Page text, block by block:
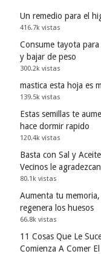
Un remedio para el
416.7k vistas
Consume tayota
y bajar de peso
300.2k vistas
mastica esta hoja es
139.5k vistas
Estas semillas te
hace dormir rapido
120.4k vistas
Basta con Sal y
Vecinos le
80.1k vistas
Aumenta tu
regenera los huesos
66.8k vistas
11 Cosas Que Le
Comienza A Comer